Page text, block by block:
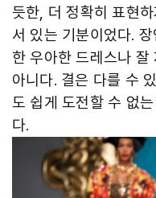
듯한, 더 정확히 표현
서 있는 기분이었다.
한 우아한 드레스나 잘
아니다. 결은 다를 수
도 쉽게 도전할 수 없
다.